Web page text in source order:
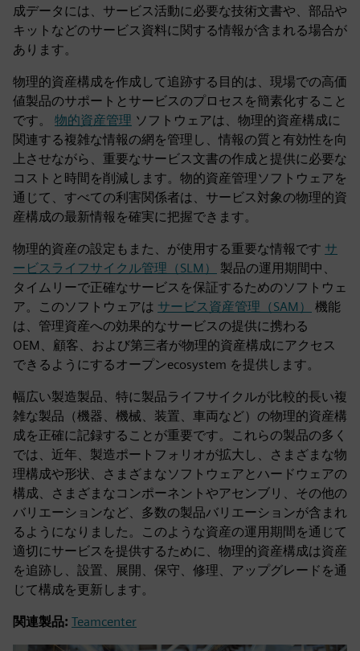
成データには、サービス活動に必要な技術文書や、部品や
キットなどのサービス資料に関する情報が含まれる場合が
あります。
物理的資産構成を作成して追跡する目的は、現場での高価
値製品のサポートとサービスのプロセスを簡素化すること
です。 物的資産管理 ソフトウェアは、物理的資産構成に
関連する複雑な情報の網を管理し、情報の質と有効性を向
上させながら、重要なサービス文書の作成と提供に必要な
コストと時間を削減します。物的資産管理ソフトウェアを
通じて、すべての利害関係者は、サービス対象の物理的資
産構成の最新情報を確実に把握できます。
物理的資産の設定もまた、が使用する重要な情報です サ
ービスライフサイクル管理（SLM）
製品の運用期間中、
タイムリーで正確なサービスを保証するためのソフトウェ
ア。このソフトウェアは サービス資産管理（SAM）
機能
は、管理資産への効果的なサービスの提供に携わる
OEM、顧客、および第三者が物理的資産構成にアクセス
できるようにするオープンecosystem を提供します。
幅広い製造製品、特に製品ライフサイクルが比較的長い複
雑な製品（機器、機械、装置、車両など）の物理的資産構
成を正確に記録することが重要です。これらの製品の多く
では、近年、製造ポートフォリオが拡大し、さまざまな物
理構成や形状、さまざまなソフトウェアとハードウェアの
構成、さまざまなコンポーネントやアセンブリ、その他の
バリエーションなど、多数の製品バリエーションが含まれ
るようになりました。このような資産の運用期間を通じて
適切にサービスを提供するために、物理的資産構成は資産
を追跡し、設置、展開、保守、修理、アップグレードを通
じて構成を更新します。
関連製品: Teamcenter